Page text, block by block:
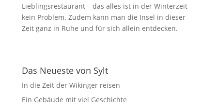
Lieblingsrestaurant – das alles ist in der Winterzeit
kein Problem. Zudem kann man die Insel in dieser
Zeit ganz in Ruhe und für sich allein entdecken.
Das Neueste von Sylt
In die Zeit der Wikinger reisen
Ein Gebäude mit viel Geschichte